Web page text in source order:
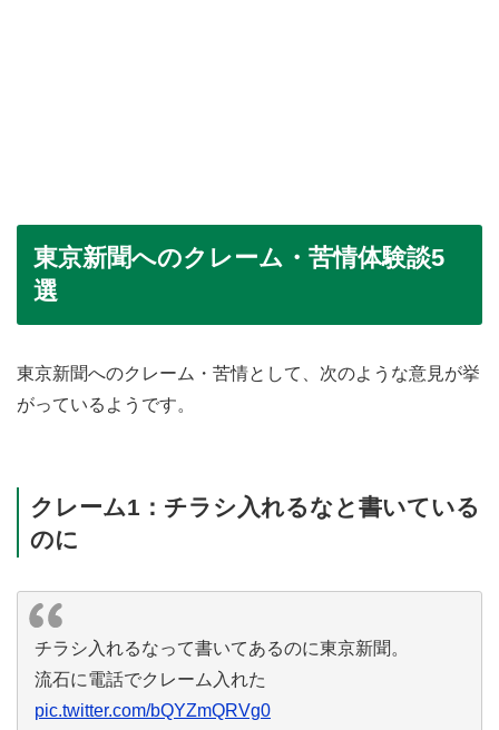
東京新聞へのクレーム・苦情体験談5
選
東京新聞へのクレーム・苦情として、次のような意見が挙
がっているようです。
クレーム1：チラシ入れるなと書いている
のに
チラシ入れるなって書いてあるのに東京新聞。
流石に電話でクレーム入れた
pic.twitter.com/bQYZmQRVg0